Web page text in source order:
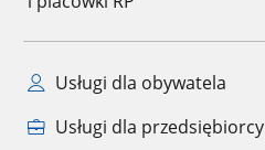
Usługi dla obywatela
Usługi dla przedsiębiorcy